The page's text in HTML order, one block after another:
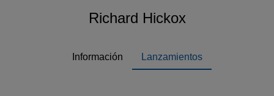
Richard Hickox
Información Lanzamientos